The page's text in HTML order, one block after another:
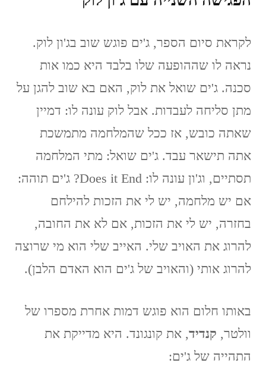
לקראת סיום הספר, ג'ים פוגש שוב בג'ון לוק.
נראה לו שההופעה שלו בלבד היא כמו אות
סכנה. ג'ים שואל את לוק, האם בא שוב להגן על
מתן סליחה לעבדות. אבל לוק עונה לו: דמיין
שאתה כובש, אז ככל שהמלחמה מתמשכת
אתה תישאר עבד. ג'ים שואל: מתי המלחמה
תסתיים, וג'ון עונה לו: Does it End? ג'ים תוהה:
אם יש מלחמה, יש לי את הזכות להילחם
בחזרה, יש לי את הזכות, אם לא את החובה,
להרוג את האויב שלי. האייב שלי הוא מי שרוצה
להרוג אותי (והאויב של ג'ים הוא האדם הלבן).
באותו חלום הוא פוגש דמות אחרת מספרו של
וולטר, קנדיד, את קונגונד. היא מדייקת את
התהייה של ג'ים: